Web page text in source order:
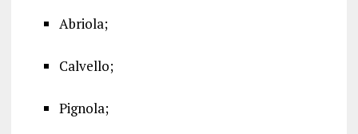
Abriola;
Calvello;
Pignola;